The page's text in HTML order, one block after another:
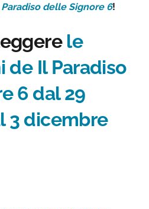
delle Signore 6!
le
de Il Paradiso
6 dal 29
3 dicembre